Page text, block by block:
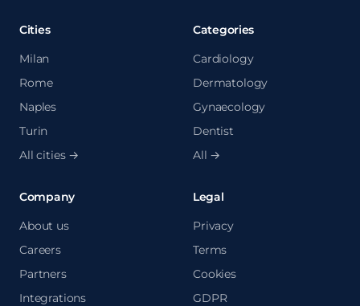
Cities
Milan
Rome
Naples
Turin
All cities →
Categories
Cardiology
Dermatology
Gynaecology
Dentist
All →
Company
About us
Careers
Partners
Integrations
Legal
Privacy
Terms
Cookies
GDPR